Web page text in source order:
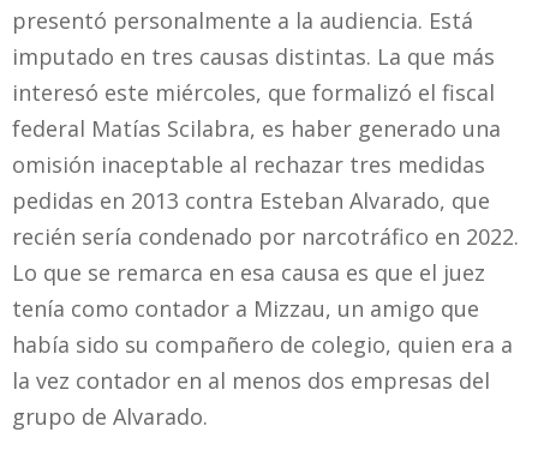
presentó personalmente a la audiencia. Está
imputado en tres causas distintas. La que más
interesó este miércoles, que formalizó el fiscal
federal Matías Scilabra, es haber generado una
omisión inaceptable al rechazar tres medidas
pedidas en 2013 contra Esteban Alvarado, que
recién sería condenado por narcotráfico en 2022.
Lo que se remarca en esa causa es que el juez
tenía como contador a Mizzau, un amigo que
había sido su compañero de colegio, quien era a
la vez contador en al menos dos empresas del
grupo de Alvarado.